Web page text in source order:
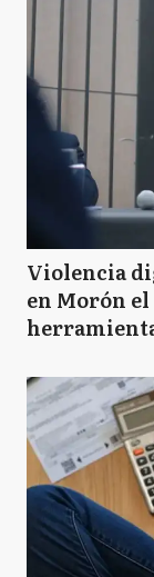
Violencia
en Morón el